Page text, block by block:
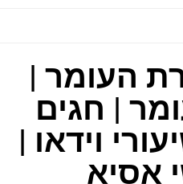
העומר |
| חגים
וידאו |
אסיא